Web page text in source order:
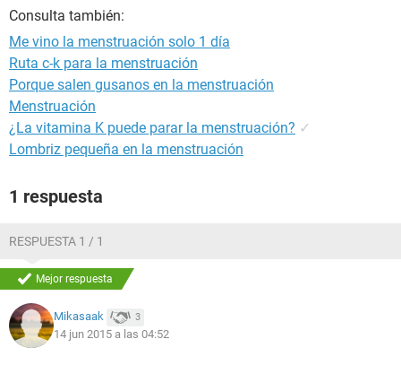
Consulta también:
Me vino la menstruación solo 1 día
Ruta c-k para la menstruación
Porque salen gusanos en la menstruación
Menstruación
¿La vitamina K puede parar la menstruación? ✓
Lombriz pequeña en la menstruación
1 respuesta
RESPUESTA 1 / 1
Mejor respuesta
Mikasaak 3
14 jun 2015 a las 04:52